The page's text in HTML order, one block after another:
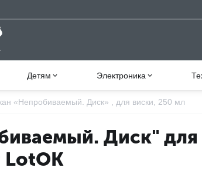
Детям Электроника
«Непробиваемый. Диск» , для виски, 250 мл
Диск" для
LotOK